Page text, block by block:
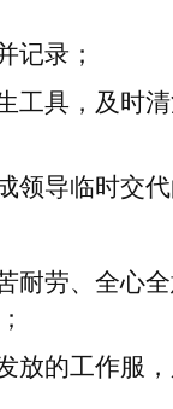
记录 ；
工具，及时
领导临时交
耐劳、全心
放的工作服